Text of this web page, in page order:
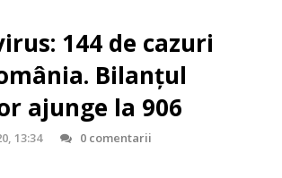
144 de cazuri
Bilanțul
ajunge la 906
13:34 0 comentarii